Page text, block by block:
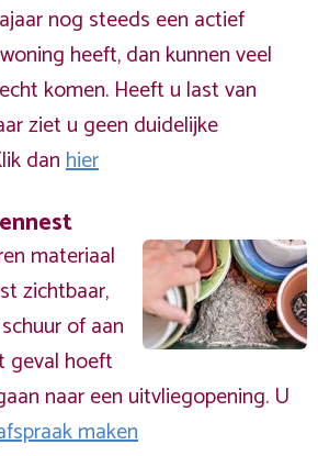
nog steeds een actief
heeft, dan kunnen veel
komen. Heeft u last van
ziet u geen duidelijke
danhier
materiaal
zichtbaar,
of aan
geval hoeft
naar een uitvliegopening. U
maken